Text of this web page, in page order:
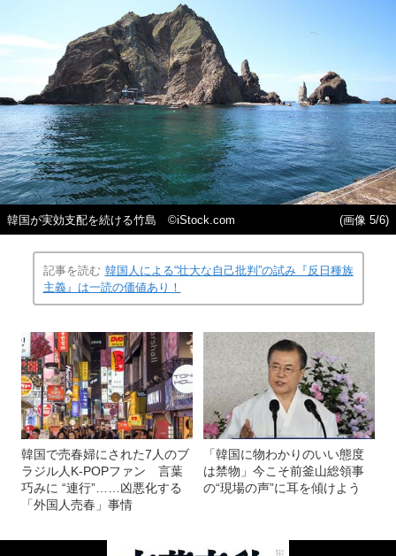
韓国が実効支配を続ける竹島 ©iStock.com (画像 5/6)
記事を読む 韓国人による“壮大な自己批判”の試み『反日種族
主義』は一読の価値あり！
韓国で売春婦にされた7人のブ
ラジル人K-POPファン 言葉
巧みに “連行”……凶悪化する
「外国人売春」事情
「韓国に物わかりのいい態度
は禁物」今こそ前釜山総領事
の“現場の声”に耳を傾けよう